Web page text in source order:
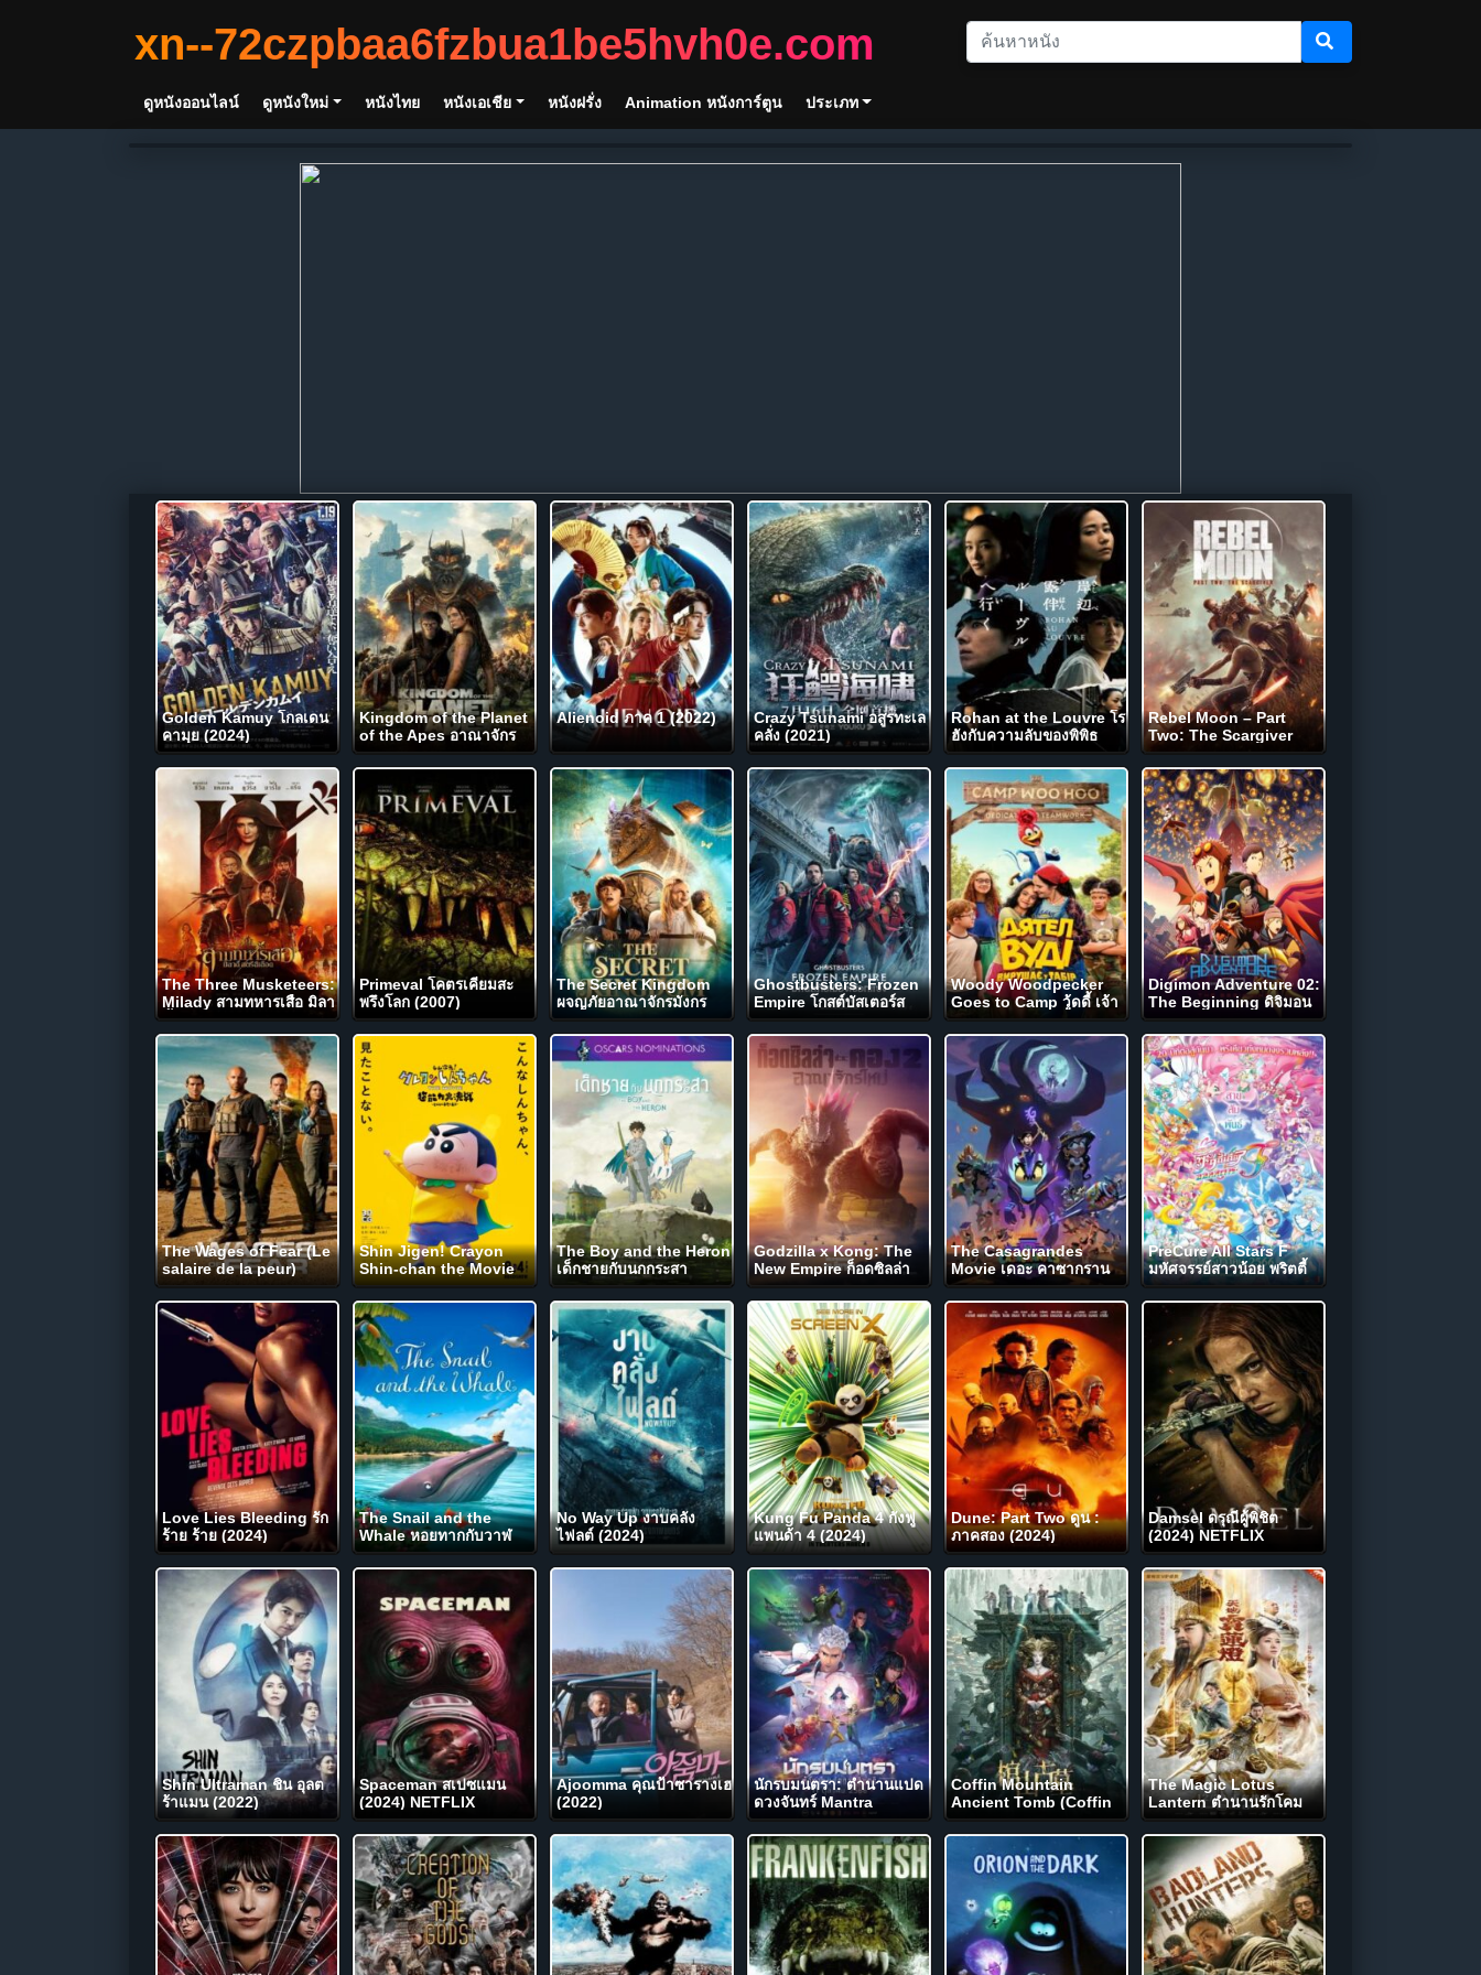
xn--72czpbaa6fzbua1be5hvh0e.com
ดูหนังออนไลน์ ดูหนังใหม่ หนังไทย หนังเอเชีย หนังฝรั่ง Animation หนังการ์ตูน ประเภท
Golden Kamuy โกลเดน
คามุย (2024)
Kingdom of the Planet
of the Apes อาณาจักร
แห่งพิภพวานร (2024)
Alienoid ภาค 1 (2022)
Crazy Tsunami อสูรทะเล
คลั่ง (2021)
Rohan at the Louvre โร
ฮังกับความลับของพิพิธ
ภัณฑ์ลูฟร์ (2023)
Rebel Moon – Part
Two: The Scargiver
เรเบลมูน ภาค 2: นักรบผู้ตี
ตรา (2024) NETFLIX
The Three Musketeers:
Milady สามทหารเสือ มิลา
ดี้ สตรีสีเลือด (2023)
Primeval โคตรเคี่ยมสะ
พรึงโลก (2007)
The Secret Kingdom
ผจญภัยอาณาจักรมังกร
(2023)
Ghostbusters: Frozen
Empire โกสต์บัสเตอร์ส
มหันตภัยเมืองเยือกแข็ง
(2024)
Woody Woodpecker
Goes to Camp วู้ดดี้ เจ้า
นกหัวขวาน ไปค่าย (2024)
NETFLIX
Digimon Adventure 02:
The Beginning ดิจิมอน
แอดเวนเจอร์ 02 เดอะ บิกิน
นิง (2023)
The Wages of Fear (Le
salaire de la peur)
(2024) NETFLIX
Shin Jigen! Crayon
Shin-chan the Movie
ชินจัง เดอะมูฟวี่ มหา
สงครามซุปเปอร์พลังจิตซูชิ
เหินเวหา (2023)
The Boy and the Heron
เด็กชายกับนกกระสา
(2023)
Godzilla x Kong: The
New Empire ก็อดซิลล่า
ปะทะ คอง 2 อาณาจักร
ใหม่ (2024)
The Casagrandes
Movie เดอะ คาซากราน
เดส์ มูฟวี่ (2024)
NETFLIX
PreCure All Stars F
มหัศจรรย์สาวน้อย พริตตี้
(2023)
Love Lies Bleeding รัก
ร้าย ร้าย (2024)
The Snail and the
Whale หอยทากกับวาฬ
(2019)
No Way Up งาบคลั่ง
ไฟลต์ (2024)
Kung Fu Panda 4 กังฟู
แพนด้า 4 (2024)
Dune: Part Two ดูน :
ภาคสอง (2024)
Damsel ดรุณีผู้พิชิต
(2024) NETFLIX
Shin Ultraman ชิน อุลต
ร้าแมน (2022)
Spaceman สเปซแมน
(2024) NETFLIX
Ajoomma คุณป้าซารางเฮ
(2022)
นักรบมนตรา: ตำนานแปด
ดวงจันทร์ Mantra
Warrior: The Legend of
The Eight Moons
(2023)
Coffin Mountain
Ancient Tomb (Coffin
Mountain Tomb) ล่า
ขุมทรัพย์ สุสานโบราณ
(2022)
The Magic Lotus
Lantern ตำนานรักโคม
สวรรค์ (2021)